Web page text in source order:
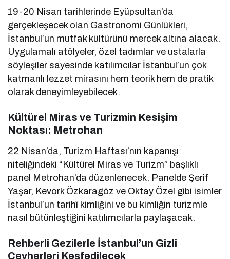
19-20 Nisan tarihlerinde Eyüpsultan’da
gerçekleşecek olan Gastronomi Günlükleri,
İstanbul’un mutfak kültürünü mercek altına alacak.
Uygulamalı atölyeler, özel tadımlar ve ustalarla
söyleşiler sayesinde katılımcılar İstanbul’un çok
katmanlı lezzet mirasını hem teorik hem de pratik
olarak deneyimleyebilecek.
Kültürel Miras ve Turizmin Kesişim
Noktası: Metrohan
22 Nisan’da, Turizm Haftası’nın kapanışı
niteliğindeki “Kültürel Miras ve Turizm” başlıklı
panel Metrohan’da düzenlenecek. Panelde Şerif
Yaşar, Kevork Özkaragöz ve Oktay Özel gibi isimler
İstanbul’un tarihî kimliğini ve bu kimliğin turizmle
nasıl bütünleştiğini katılımcılarla paylaşacak.
Rehberli Gezilerle İstanbul’un Gizli
Cevherleri Keşfedilecek